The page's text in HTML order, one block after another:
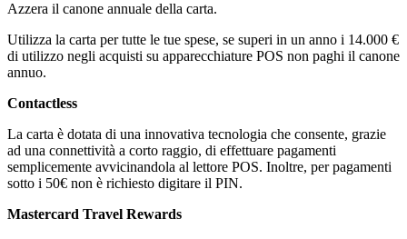
Azzera il canone annuale della carta.
Utilizza la carta per tutte le tue spese, se superi in un anno i 14.000 €
di utilizzo negli acquisti su apparecchiature POS non paghi il canone
annuo.
Contactless
La carta è dotata di una innovativa tecnologia che consente, grazie
ad una connettività a corto raggio, di effettuare pagamenti
semplicemente avvicinandola al lettore POS. Inoltre, per pagamenti
sotto i 50€ non è richiesto digitare il PIN.
Mastercard Travel Rewards